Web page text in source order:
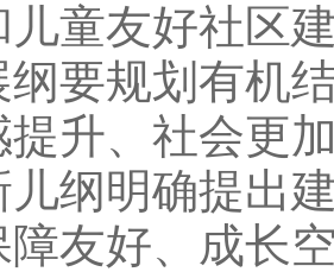
儿童友好社区
纲要规划有机
提升、社会更
儿纲明确提出
障友好、成长